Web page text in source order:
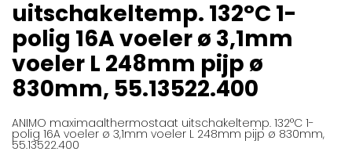
afbeeldingen-
gallerij
uitschakeltemp. 132°C 1-
polig 16A voeler ø 3,1mm
voeler L 248mm pijp ø
830mm, 55.13522.400
ANIMO maximaalthermostaat uitschakeltemp. 132°C 1-
polig 16A voeler ø 3,1mm voeler L 248mm pijp ø 830mm,
55.13522.400